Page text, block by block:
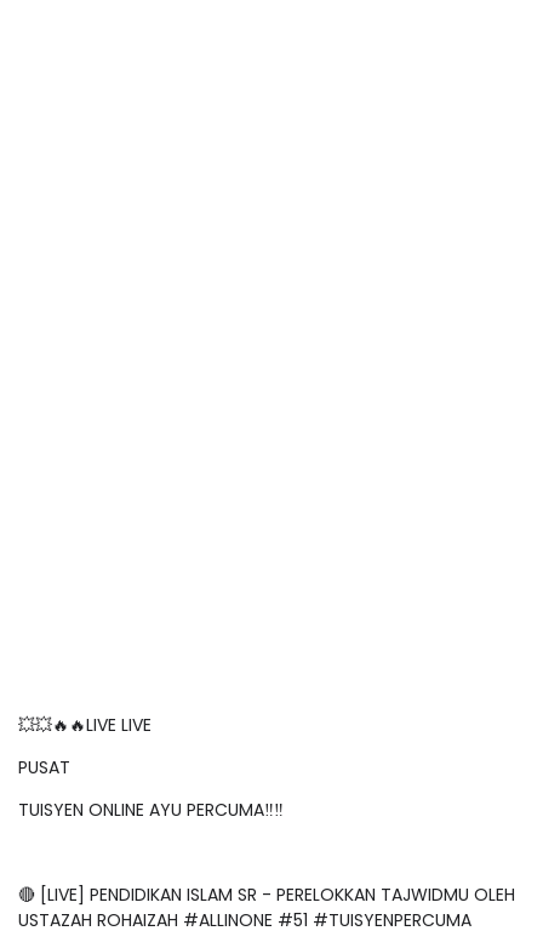
💥💥🔥🔥LIVE LIVE
PUSAT
TUISYEN ONLINE AYU PERCUMA‼️‼️
🔴 [LIVE] PENDIDIKAN ISLAM SR - PERELOKKAN TAJWIDMU OLEH
USTAZAH ROHAIZAH #ALLINONE #51 #TUISYENPERCUMA